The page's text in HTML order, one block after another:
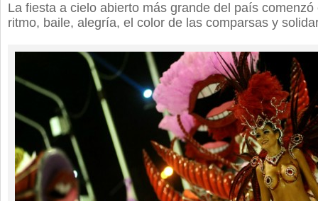
La fiesta a cielo abierto más grande del país
ritmo, baile, alegría, el color de las comparsas y